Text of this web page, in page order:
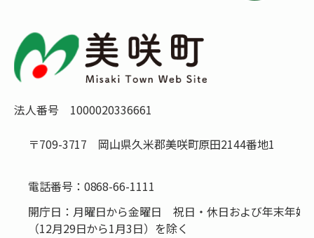
法人番号 1000020336661
〒709-3717 岡山県久米郡美咲町原田2144番地1
電話番号： 0868-66-1111
開庁日：月曜日から金曜日 祝日・休日および年末年始
（12月29日から1月3日）を除く